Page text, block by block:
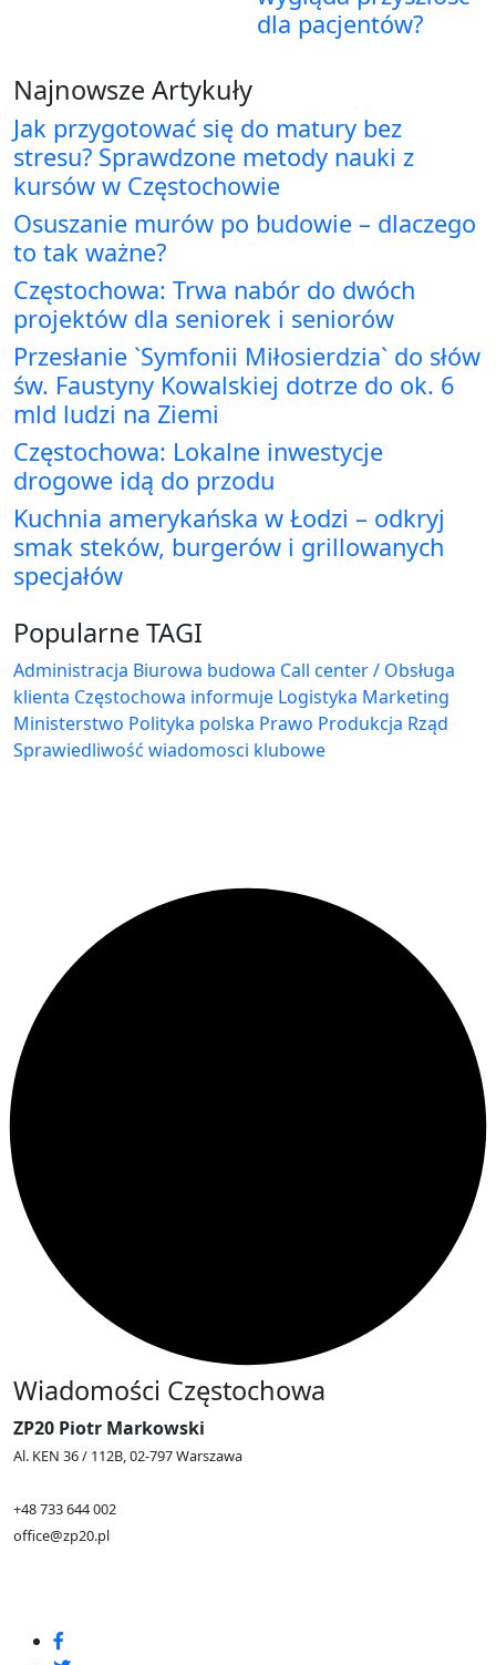
dla pacjentów?
Najnowsze Artykuły
Jak przygotować się do matury bez
stresu? Sprawdzone metody nauki z
kursów w Częstochowie
Osuszanie murów po budowie – dlaczego
to tak ważne?
Częstochowa: Trwa nabór do dwóch
projektów dla seniorek i seniorów
Przesłanie `Symfonii Miłosierdzia` do słów
św. Faustyny Kowalskiej dotrze do ok. 6
mld ludzi na Ziemi
Częstochowa: Lokalne inwestycje
drogowe idą do przodu
Kuchnia amerykańska w Łodzi – odkryj
smak steków, burgerów i grillowanych
specjałów
Popularne TAGI
Administracja Biurowa budowa Call center / Obsługa
klienta Częstochowa informuje Logistyka Marketing
Ministerstwo Polityka polska Prawo Produkcja Rząd
Sprawiedliwość wiadomosci klubowe
Wiadomości Częstochowa
ZP20 Piotr Markowski
Al. KEN 36 / 112B, 02-797 Warszawa
+48 733 644 002
office@zp20.pl